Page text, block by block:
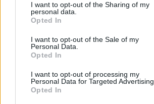
I want to opt-out of the Sharing of my
personal data.
Opted In
I want to opt-out of the Sale of my
Personal Data.
Opted In
I want to opt-out of processing my
Personal Data for Targeted Advertising.
Opted In